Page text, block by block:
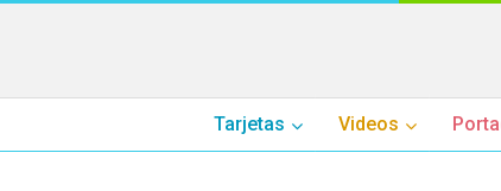
Tarjetas Videos